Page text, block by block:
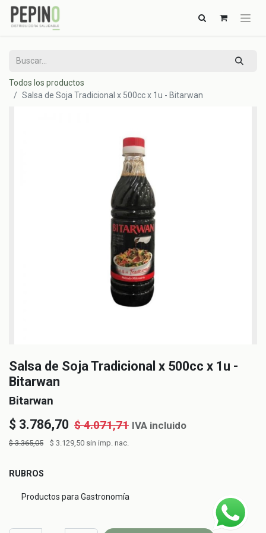
Todos los productos
Salsa de Soja Tradicional x 500cc x 1u - Bitarwan
Salsa de Soja Tradicional x 500cc x 1u -
Bitarwan
Bitarwan
$ 3.786,70 $4.071,71 IVA incluido
$3.365,05 $ 3.129,50 sin imp. nac.
RUBROS
Productos para Gastronomía